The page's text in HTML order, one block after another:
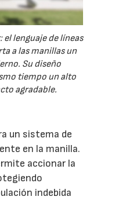
lenguaje de líneas
a las manillas un
Su diseño
tiempo un alto
agradable.
un sistema de
en la manilla.
accionar la
indebida